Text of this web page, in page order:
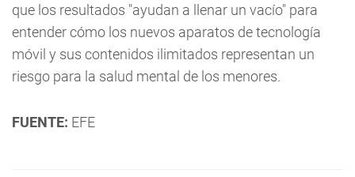
que los resultados "ayudan a llenar un vacío" para
entender cómo los nuevos aparatos de tecnología
móvil y sus contenidos ilimitados representan un
riesgo para la salud mental de los menores.
FUENTE: EFE